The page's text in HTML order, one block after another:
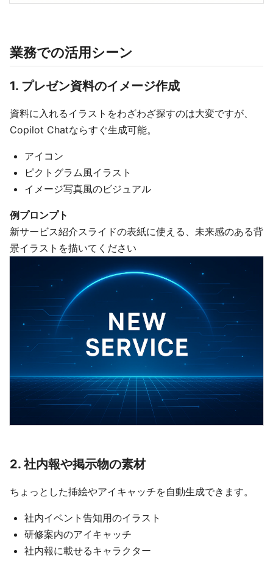
業務での活用シーン
1. プレゼン資料のイメージ作成
資料に入れるイラストをわざわざ探すのは大変ですが、
Copilot Chatならすぐ生成可能。
アイコン
ピクトグラム風イラスト
イメージ写真風のビジュアル
例プロンプト
新サービス紹介スライドの表紙に使える、未来感のある背
景イラストを描いてください
2. 社内報や掲示物の素材
ちょっとした挿絵やアイキャッチを自動生成できます。
社内イベント告知用のイラスト
研修案内のアイキャッチ
社内報に載せるキャラクター